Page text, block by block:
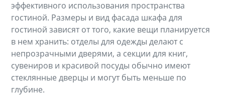
эффективного использования пространства
гостиной. Размеры и вид фасада шкафа для
гостиной зависят от того, какие вещи планируется
в нем хранить: отделы для одежды делают с
непрозрачными дверями, а секции для книг,
сувениров и красивой посуды обычно имеют
стеклянные дверцы и могут быть меньше по
глубине.